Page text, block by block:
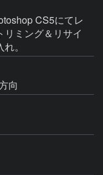
CS5にてレ
ミング＆リサイ
。
向